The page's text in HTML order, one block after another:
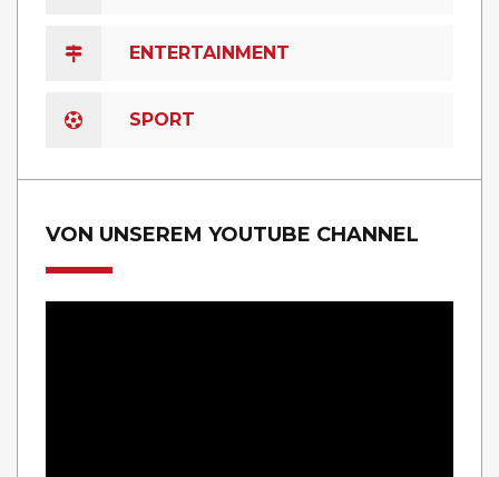
ENTERTAINMENT
SPORT
VON UNSEREM YOUTUBE CHANNEL